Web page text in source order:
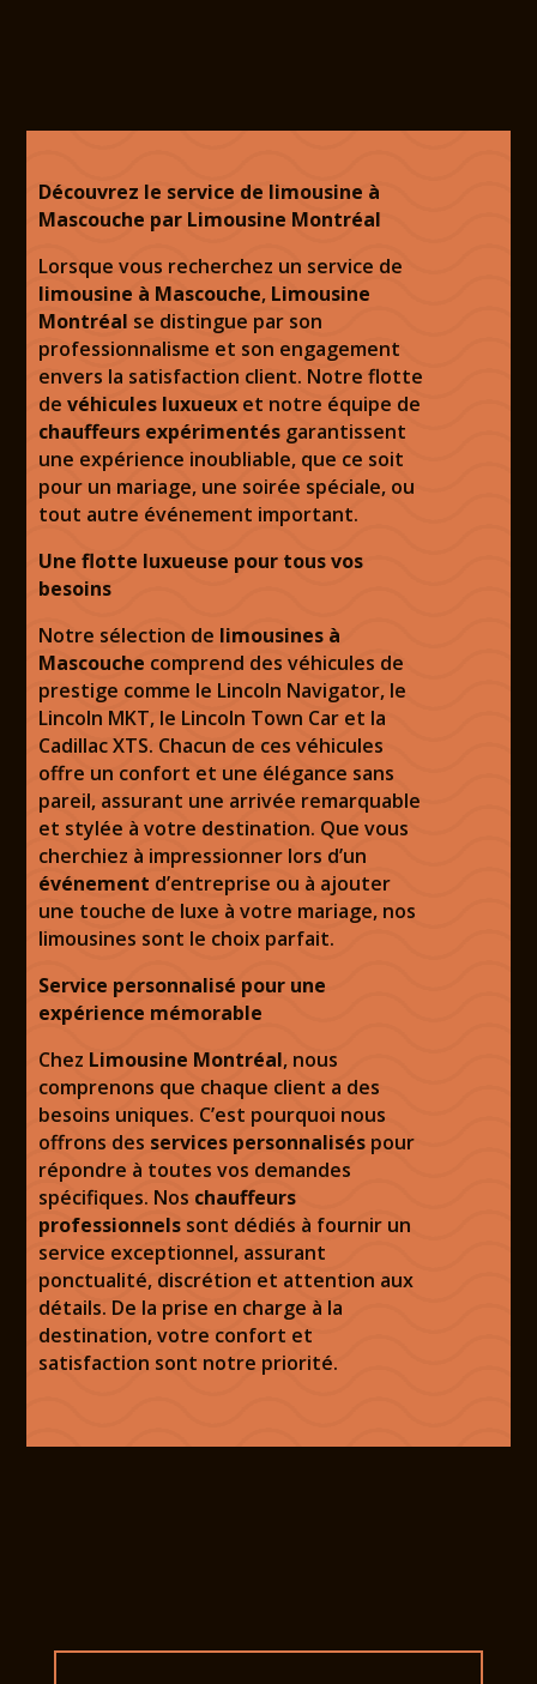
Découvrez le service de limousine à
Mascouche par Limousine Montréal
Lorsque vous recherchez un service de
limousine à Mascouche, Limousine
Montréal se distingue par son
professionnalisme et son engagement
envers la satisfaction client. Notre flotte
devéhicules luxueux et notre équipe de
chauffeurs expérimentés garantissent
une expérience inoubliable, que ce soit
pour un mariage, une soirée spéciale, ou
tout autre événement important.
Une flotte luxueuse pour tous vos
besoins
Notre sélection de limousines à
Mascouche comprend des véhicules de
prestige comme le Lincoln Navigator, le
Lincoln MKT, le Lincoln Town Car et la
Cadillac XTS. Chacun de ces véhicules
offre un confort et une élégance sans
pareil, assurant une arrivée remarquable
et stylée à votre destination. Que vous
cherchiez à impressionner lors d’un
événement d’entreprise ou à ajouter
une touche de luxe à votre mariage, nos
limousines sont le choix parfait.
Service personnalisé pour une
expérience mémorable
Chez Limousine Montréal, nous
comprenons que chaque client a des
besoins uniques. C’est pourquoi nous
offrons des services personnalisés pour
répondre à toutes vos demandes
spécifiques. Nos chauffeurs
professionnels sont dédiés à fournir un
service exceptionnel, assurant
ponctualité, discrétion et attention aux
détails. De la prise en charge à la
destination, votre confort et
satisfaction sont notre priorité.